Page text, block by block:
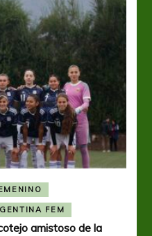
FEM
amistoso de la